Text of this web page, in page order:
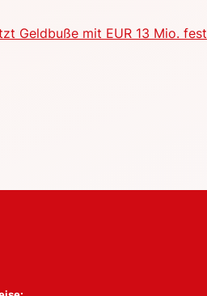
Geldbuße mit EUR 13 Mio. fest